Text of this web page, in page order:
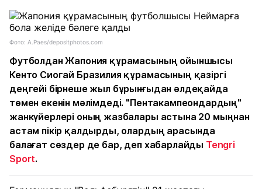
Фото: A.Paes/depositphotos.com
Футболдан Жапония құрамасының ойыншысы
Кенто Сиогай Бразилия құрамасының қазіргі
деңгейі бірнеше жыл бұрынғыдан әлдеқайда
төмен екенін мәлімдеді. "Пентакампеондардың"
жанкүйерлері оның жазбалары астына 20 мыңнан
астам пікір қалдырды, олардың арасында
балағат сөздер де бар, деп хабарлайды Tengri
Sport.